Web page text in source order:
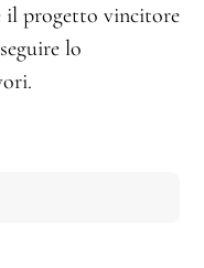
il progetto vincitore
lo